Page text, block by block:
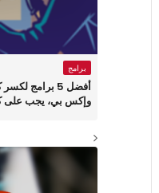
برامج
وإكس بي، يجب على